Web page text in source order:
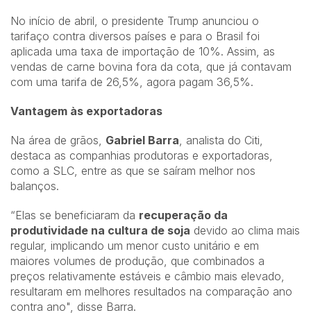
No início de abril, o presidente Trump anunciou o
tarifaço contra diversos países e para o Brasil foi
aplicada uma taxa de importação de 10%. Assim, as
vendas de carne bovina fora da cota, que já contavam
com uma tarifa de 26,5%, agora pagam 36,5%.
Vantagem às exportadoras
Na área de grãos, Gabriel Barra, analista do Citi,
destaca as companhias produtoras e exportadoras,
como a SLC, entre as que se saíram melhor nos
balanços.
“Elas se beneficiaram da recuperação da
produtividade na cultura de soja devido ao clima mais
regular, implicando um menor custo unitário e em
maiores volumes de produção, que combinados a
preços relativamente estáveis e câmbio mais elevado,
resultaram em melhores resultados na comparação ano
contra ano", disse Barra.